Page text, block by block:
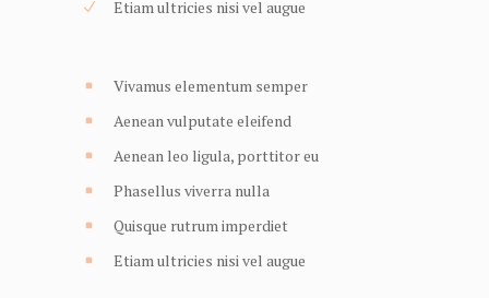
Etiam ultricies nisi vel augue
Vivamus elementum semper
Aenean vulputate eleifend
Aenean leo ligula, porttitor eu
Phasellus viverra nulla
Quisque rutrum imperdiet
Etiam ultricies nisi vel augue